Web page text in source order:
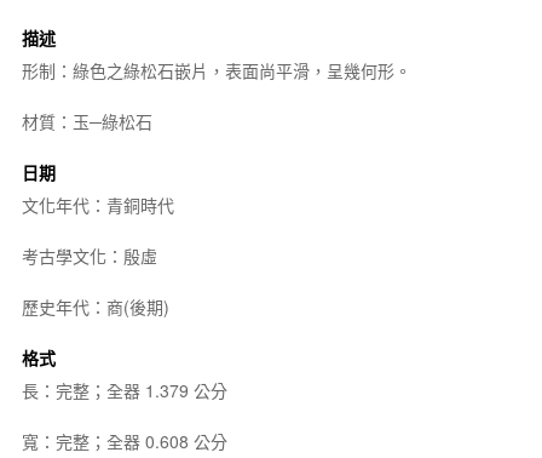
描述
形制：綠色之綠松石嵌片，表面尚平滑，呈幾何形。
材質：玉─綠松石
日期
文化年代：青銅時代
考古學文化：殷虛
歷史年代：商(後期)
格式
長：完整；全器 1.379 公分
寬：完整；全器 0.608 公分